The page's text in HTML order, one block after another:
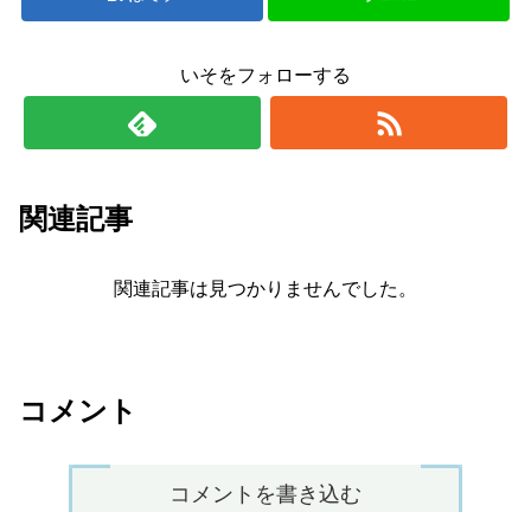
いそをフォローする
関連記事
関連記事は見つかりませんでした。
コメント
コメントを書き込む